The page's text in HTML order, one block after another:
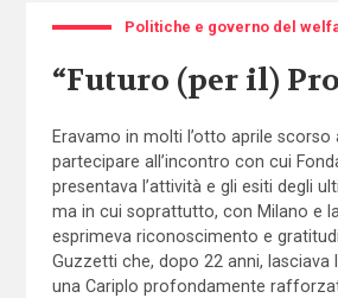
Politiche e governo del
“Futuro (per il)
Eravamo in molti l’otto aprile scorso
partecipare all’incontro con cui
presentava l’attività e gli esiti degli
ma in cui soprattutto, con Milano e
esprimeva riconoscimento e
Guzzetti che, dopo 22 anni, lasciava
una Cariplo profondamente